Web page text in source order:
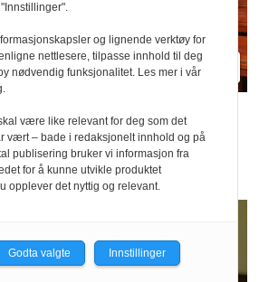
pubene
og lignende verktøy for
nettlesere, tilpasse innhold til deg
nødvendig funksjonalitet. Les mer i vår
være like relevant for deg som det
vært – bade i redaksjonelt innhold og på
publisering bruker vi informasjon fra
for å kunne utvikle produktet
opplever det nyttig og relevant.
Godta valgte Innstillinger